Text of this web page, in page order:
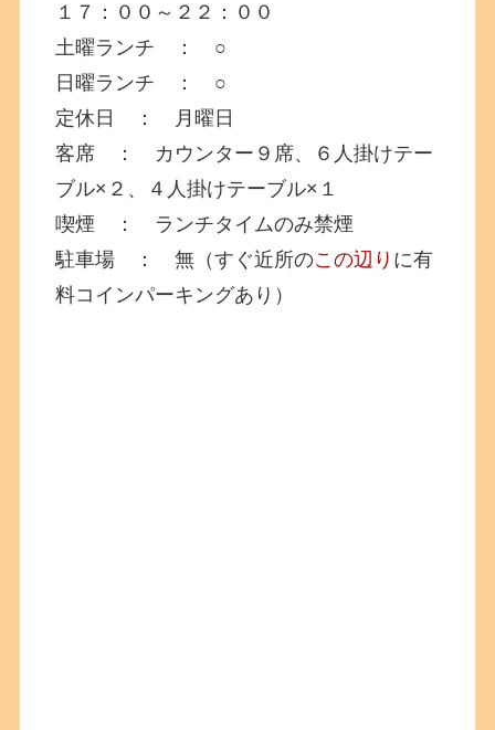
１７：００～２２：００
土曜ランチ ： ○
日曜ランチ ： ○
定休日 ： 月曜日
客席 ： カウンター９席、６人掛けテー
ブル×２、４人掛けテーブル×１
喫煙 ： ランチタイムのみ禁煙
駐車場 ： 無（すぐ近所のこの辺り に有
料コインパーキングあり）